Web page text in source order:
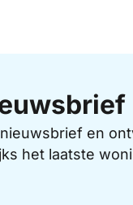
en
het laatste